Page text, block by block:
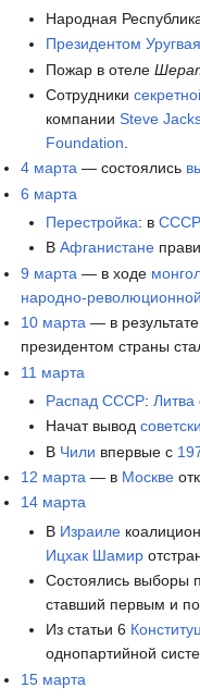
Народная
Президентом Уругвая
Пожар в отеле
Сотрудники
компании Steve
Foundation
4 марта — состоялись
6 марта
Перестройка: в СССР
В Афганистане
9 марта — в ходе
народно-
10 марта — в
президентом страны
11 марта
Распад СССР: Литва
Начат вывод
В Чили впервые с
12 марта — в Москве
14 марта
В Израиле
Ицхак Шамир
Состоялись выборы
ставший первым и
Из статьи 6
однопартийной
15 марта